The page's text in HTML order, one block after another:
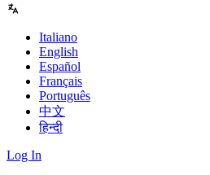
Italiano
English
Español
Français
Português
中文
हिन्दी
Log In